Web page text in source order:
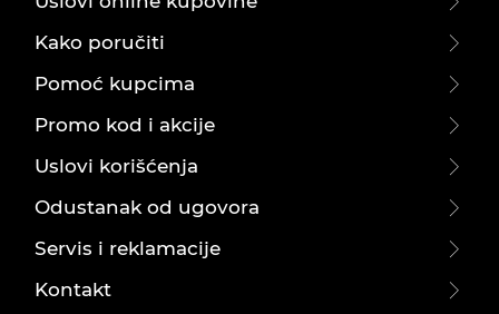
Kako poručiti
Pomoć kupcima
Promo kod i akcije
Uslovi korišćenja
Odustanak od ugovora
Servis i reklamacije
Kontakt